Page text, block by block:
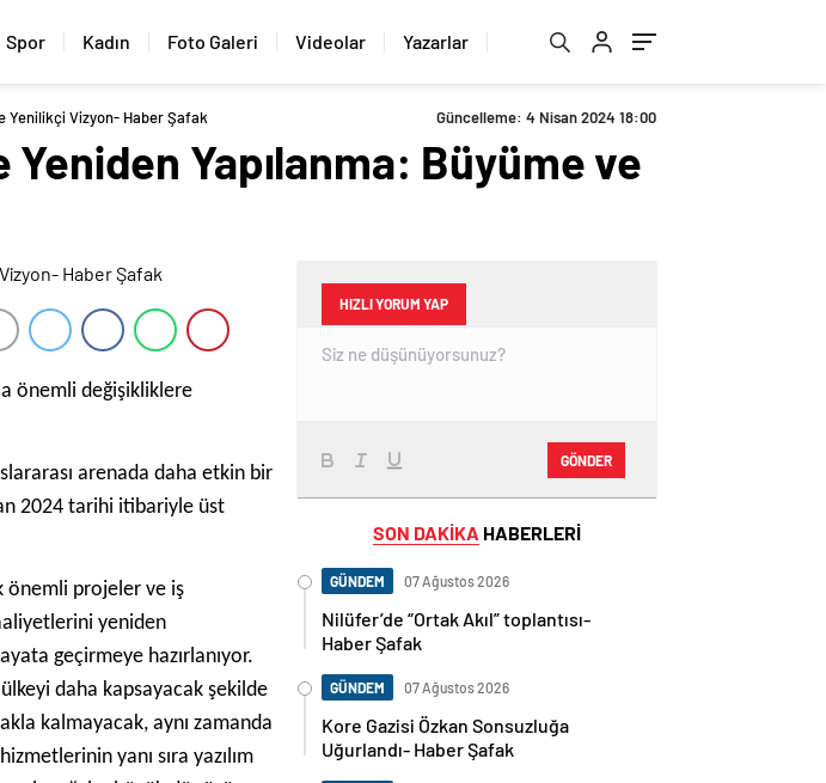
Spor Kadın Foto Galeri Videolar Yazarlar
Yenilikçi Vizyon- Haber Şafak Güncelleme: 4 Nisan 2024 18:00
Yapılanma: Büyüme ve
önemli değişikliklere
arenada daha etkin bir
2024 tarihi itibariyle üst
önemli projeler ve iş
yeniden
geçirmeye hazırlanıyor.
daha kapsayacak şekilde
kalmayacak, aynı zamanda
yanı sıra yazılım
HIZLI YORUM YAP
GÖNDER
SON DAKİKA HABERLERİ
GÜNDEM 07 Ağustos 2026
Nilüfer’de “Ortak Akıl” toplantısı-
Haber Şafak
GÜNDEM 07 Ağustos 2026
Kore Gazisi Özkan Sonsuzluğa
Uğurlandı- Haber Şafak